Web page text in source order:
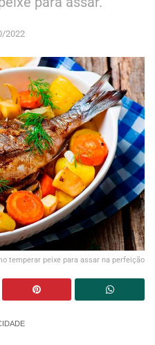
2022
temperar peixe para assar na perfeição